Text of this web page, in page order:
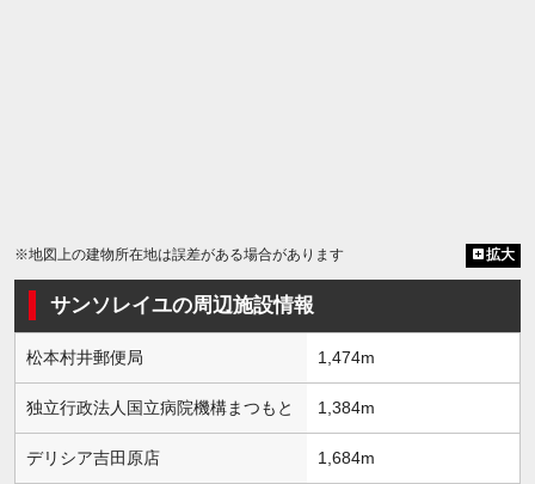
※地図上の建物所在地は誤差がある場合があります 拡大
サンソレイユの周辺施設情報
松本村井郵便局 1,474m
独立行政法人国立病院機構まつもと 1,384m
デリシア吉田原店 1,684m